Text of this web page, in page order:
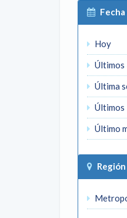
Hoy
Últimos
Última
Últimos
Último
Región